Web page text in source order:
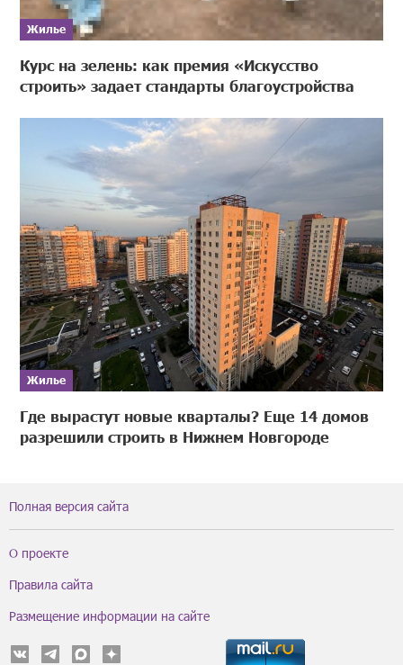
Жилье
Курс на зелень: как премия «Искусство
строить» задает стандарты благоустройства
Жилье
Где вырастут новые кварталы? Еще 14 домов
разрешили строить в Нижнем Новгороде
Полная версия сайта
О проекте
Правила сайта
Размещение информации на сайте